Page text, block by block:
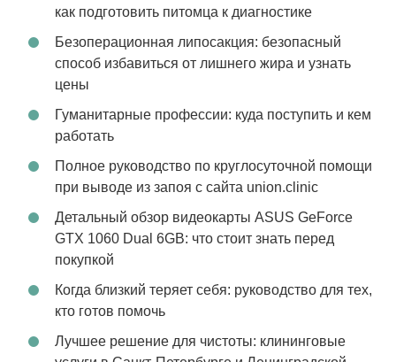
как подготовить питомца к диагностике
Безоперационная липосакция: безопасный
способ избавиться от лишнего жира и узнать
цены
Гуманитарные профессии: куда поступить и кем
работать
Полное руководство по круглосуточной помощи
при выводе из запоя с сайта union.clinic
Детальный обзор видеокарты ASUS GeForce
GTX 1060 Dual 6GB: что стоит знать перед
покупкой
Когда близкий теряет себя: руководство для тех,
кто готов помочь
Лучшее решение для чистоты: клининговые